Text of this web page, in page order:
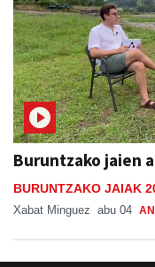
Buruntzako jaien
BURUNTZAKO JAIAK
Xabat Minguez abu 04